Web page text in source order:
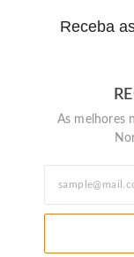
Receba
As melhores